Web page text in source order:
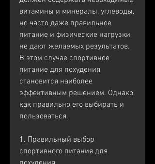
витамины и минералы, углеводы,
но часто даже правильное
питание и физические нагрузки
не дают желаемых результатов.
В этом случае спортивное
питание для похудения
становится наиболее
эффективным решением. Однако,
как правильно его выбирать и
пользоваться.
1. Правильный выбор
спортивного питания для